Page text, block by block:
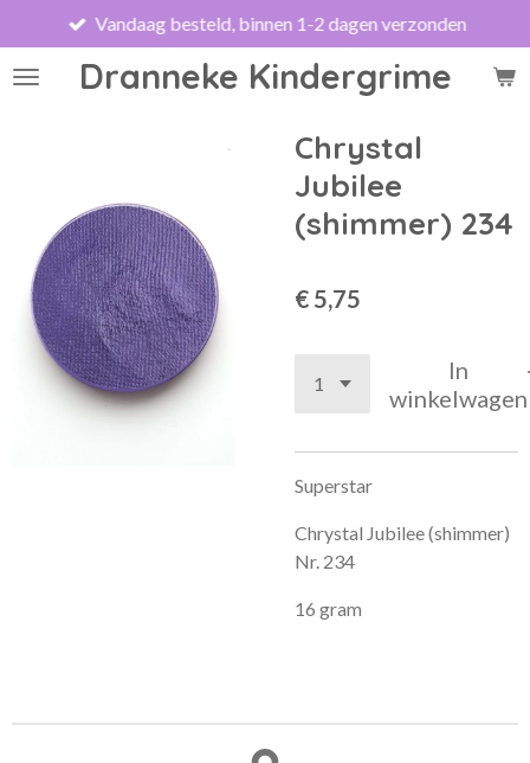
direct
naar
Dranneke Kindergrime
Vandaag besteld, binnen 1-2 dagen verzonden
Chrystal
Jubilee
(shimmer) 234
€ 5,75
In
winkelwagen
Superstar
Chrystal Jubilee (shimmer)
Nr. 234
16 gram